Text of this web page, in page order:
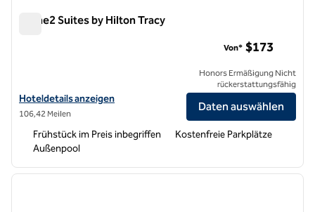
Home2 Suites by Hilton Tracy
Hoteldetails für Home2 Suites by Hilton Tracy anzeigen
Hoteldetails anzeigen
106,42 Meilen
Von* $173
Honors Ermäßigung Nicht
rückerstattungsfähig
Daten auswählen
Frühstück im Preis inbegriffen
Kostenfreie Parkplätze
Außenpool
1 von 12